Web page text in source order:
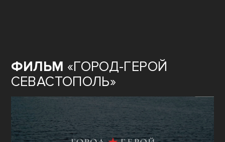
ФИЛЬМ «ГОРОД-ГЕРОЙ
СЕВАСТОПОЛЬ»